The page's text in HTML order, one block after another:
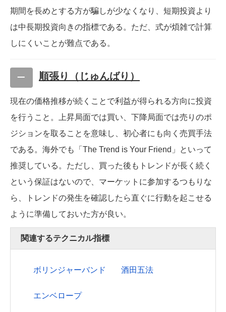
期間を長めとする方が騙しが少なくなり、短期投資より
は中長期投資向きの指標である。ただ、式が煩雑で計算
しにくいことが難点である。
順張り（じゅんばり）
現在の価格推移が続くことで利益が得られる方向に投資
を行うこと。上昇局面では買い、下降局面では売りのポ
ジションを取ることを意味し、初心者にも向く売買手法
である。海外でも「The Trend is Your Friend」といって
推奨している。ただし、買った後もトレンドが長く続く
という保証はないので、マーケットに参加するつもりな
ら、トレンドの発生を確認したら直ぐに行動を起こせる
ように準備しておいた方が良い。
関連するテクニカル指標
ボリンジャーバンド 酒田五法
エンベロープ